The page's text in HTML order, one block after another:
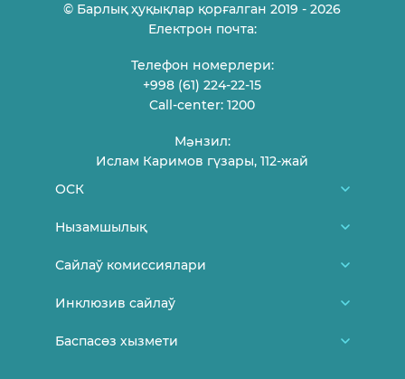
© Барлық ҳуқықлар қорғалган 2019 - 2026
Електрон почта:
Телефон номерлери:
+998 (61) 224-22-15
Call-center: 1200
Мəнзил:
Ислам Каримов гүзары, 112-жай
ОСК
Биз туўралы
Байланысыў
Нызамшылық
Өзбекстан Республикасы Конститусиясы
Өзбекстан Республикасы ОСК қарарлари
Сайлаў комиссиялари
Районлық, қалалық сайлаў комиссиялары
Инклюзив сайлаў
Сайлаў ҳəм жаслар
Баспасөз хызмети